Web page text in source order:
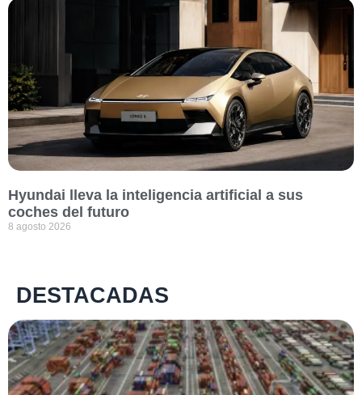
Hyundai lleva la inteligencia artificial a sus
coches del futuro
8 agosto 2026
DESTACADAS